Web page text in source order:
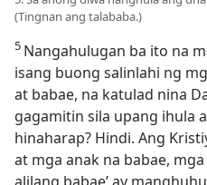
(Tingnan ang talababa.)
5 Nangahulugan ba ito na
isang buong salinlahi ng
at babae, na katulad nina
gagamitin sila upang ihula
hinaharap? Hindi. Ang
at mga anak na babae,